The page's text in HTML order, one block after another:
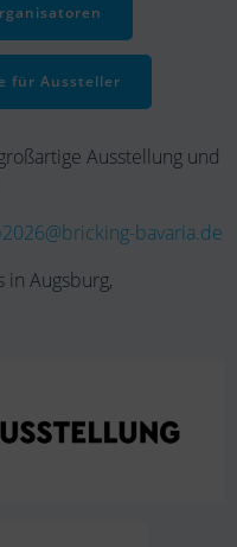
für Aussteller
Ausstellung und
bavaria.de
in Augsburg,